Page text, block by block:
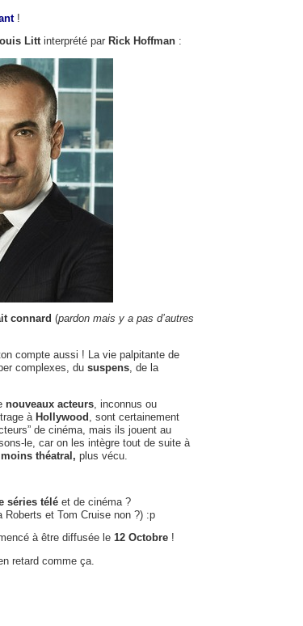
!
Littinterprété par Rick Hoffman :
connard (pardon mais y a pas d’autres
compte aussi ! La vie palpitante de
complexes, du suspens, de la
nouveaux acteurs , inconnus ou
à Hollywood
, sont certainement
de cinéma, mais ils jouent au
le, car on les intègre tout de suite à
moins théatral, plus vécu.
séries télé et de cinéma ?
et Tom Cruise non ?) :p
à être diffusée le 12 Octobre !
retard comme ça.